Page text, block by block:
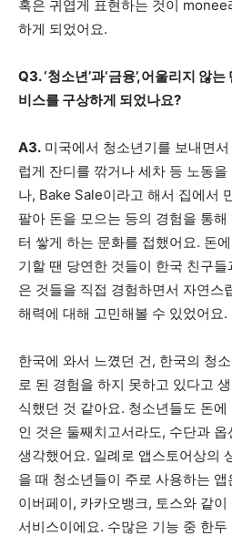
혹은 귀엽게 표현하는 것이 monee
하게 되었어요.
Q3. ‘청소년’과‘금융’,어울리지 않
비스를 구상하게 되었나요?
A3. 미국에서 청소년기를 보내면
럽게 잔디를 깎거나 세차 등 노동
나, Bake Sale이라고 해서 집에서
팔아 돈을 모으는 등의 경험을 통
터 쌓게 하는 문화를 접했어요. 돈
기할 땐 당연한 것들이 한국 친구
은 것들을 직접 경험하면서 자연스
해력에 대해 고민해볼 수 있었어요.
한국에 와서 느꼈던 건, 한국의 청
로 된 경험을 하지 못하고 있다고
식했던 것 같아요. 청소년들도 돈
인 것은 둘째치고서라도, 수단과
생각했어요. 일례로 앱스토어상의
을 때 청소년들이 주로 사용하는
이버페이, 카카오뱅크, 토스와 같
서비스이에요. 수많은 기능 중 한